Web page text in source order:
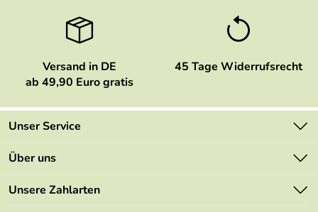
Versand in DE
ab 49,90 Euro gratis
45 Tage Widerrufsrecht
Unser Service
Kontakt
Mehrwertsteuerfrei
Über uns
Marken
Unsere Zahlarten